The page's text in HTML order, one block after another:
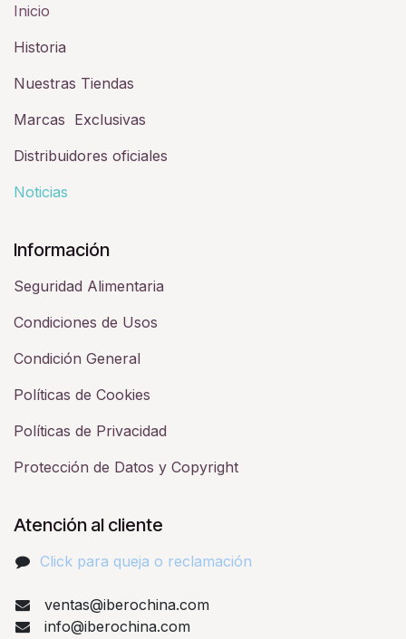
Inicio
Historia​
Nuestras Tiendas
Marcas Exclusivas
Distribuidores oficiales
Noticias
Información
Seguridad Alimentaria
Condiciones de Usos
Condición General
Políticas de Cookies
Políticas de Privacidad
Protección de Datos y Copyright
Atención al cliente
Click para queja o reclamación​
ventas@iberochina.com
info@iberochina.com